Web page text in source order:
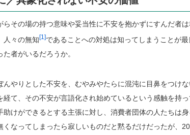
らその場の持つ意味や妥当性に不安を抱かずにすんだ者
人々の無知[1]であることへの対処は知ってしまうことが
者がいるだろうか。
んやりとした不安を、むやみやたらに混沌に目鼻をつけ
経て、その不安が言語化され始めているという感触を持
助けができるとする主張に対し、消費者団体の人たちは
くなってしまったら寂しいものだと黙るだけだったが、